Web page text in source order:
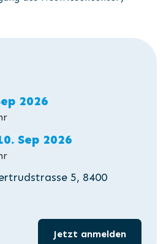
2026
Sep 2026
5, 8400
Jetzt anmelden